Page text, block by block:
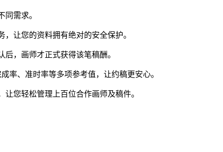
需求。
让您的资料拥有绝对的安全保护。
，画师才正式获得该笔稿酬。
、准时率等多项参考值，让约稿更安心。
您轻松管理上百位合作画师及稿件。